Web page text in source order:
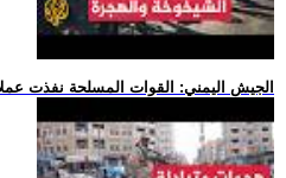
.. الجيش اليمني: القوات المسلحة نفذت